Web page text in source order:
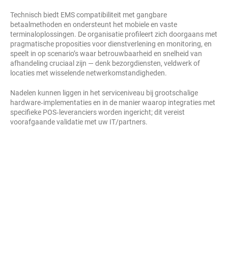
Technisch biedt EMS compatibiliteit met gangbare
betaalmethoden en ondersteunt het mobiele en vaste
terminaloplossingen. De organisatie profileert zich doorgaans met
pragmatische proposities voor dienstverlening en monitoring, en
speelt in op scenario’s waar betrouwbaarheid en snelheid van
afhandeling cruciaal zijn — denk bezorgdiensten, veldwerk of
locaties met wisselende netwerkomstandigheden.
Nadelen kunnen liggen in het serviceniveau bij grootschalige
hardware‑implementaties en in de manier waarop integraties met
specifieke POS‑leveranciers worden ingericht; dit vereist
voorafgaande validatie met uw IT/partners.